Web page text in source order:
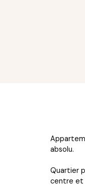
absolu.
Quartier
centre et